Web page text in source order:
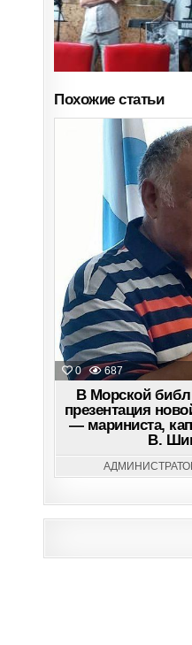
Похожие статьи
0 687
В Морской
презентация
— мариниста,
В.
navigation